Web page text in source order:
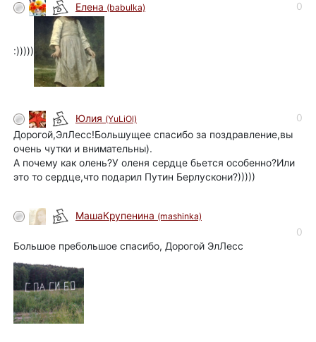
Елена (babulka) 0
:)))))
Юлия (YuLiOl)
0
Дорогой,ЭлЛесс!Большущее спасибо за поздравление,вы
очень чутки и внимательны).
А почему как олень?У оленя сердце бьется особенно?Или
это то сердце,что подарил Путин Берлускони?)))))
МашаКрупенина (mashinka)
0
Большое пребольшое спасибо, Дорогой ЭлЛесс